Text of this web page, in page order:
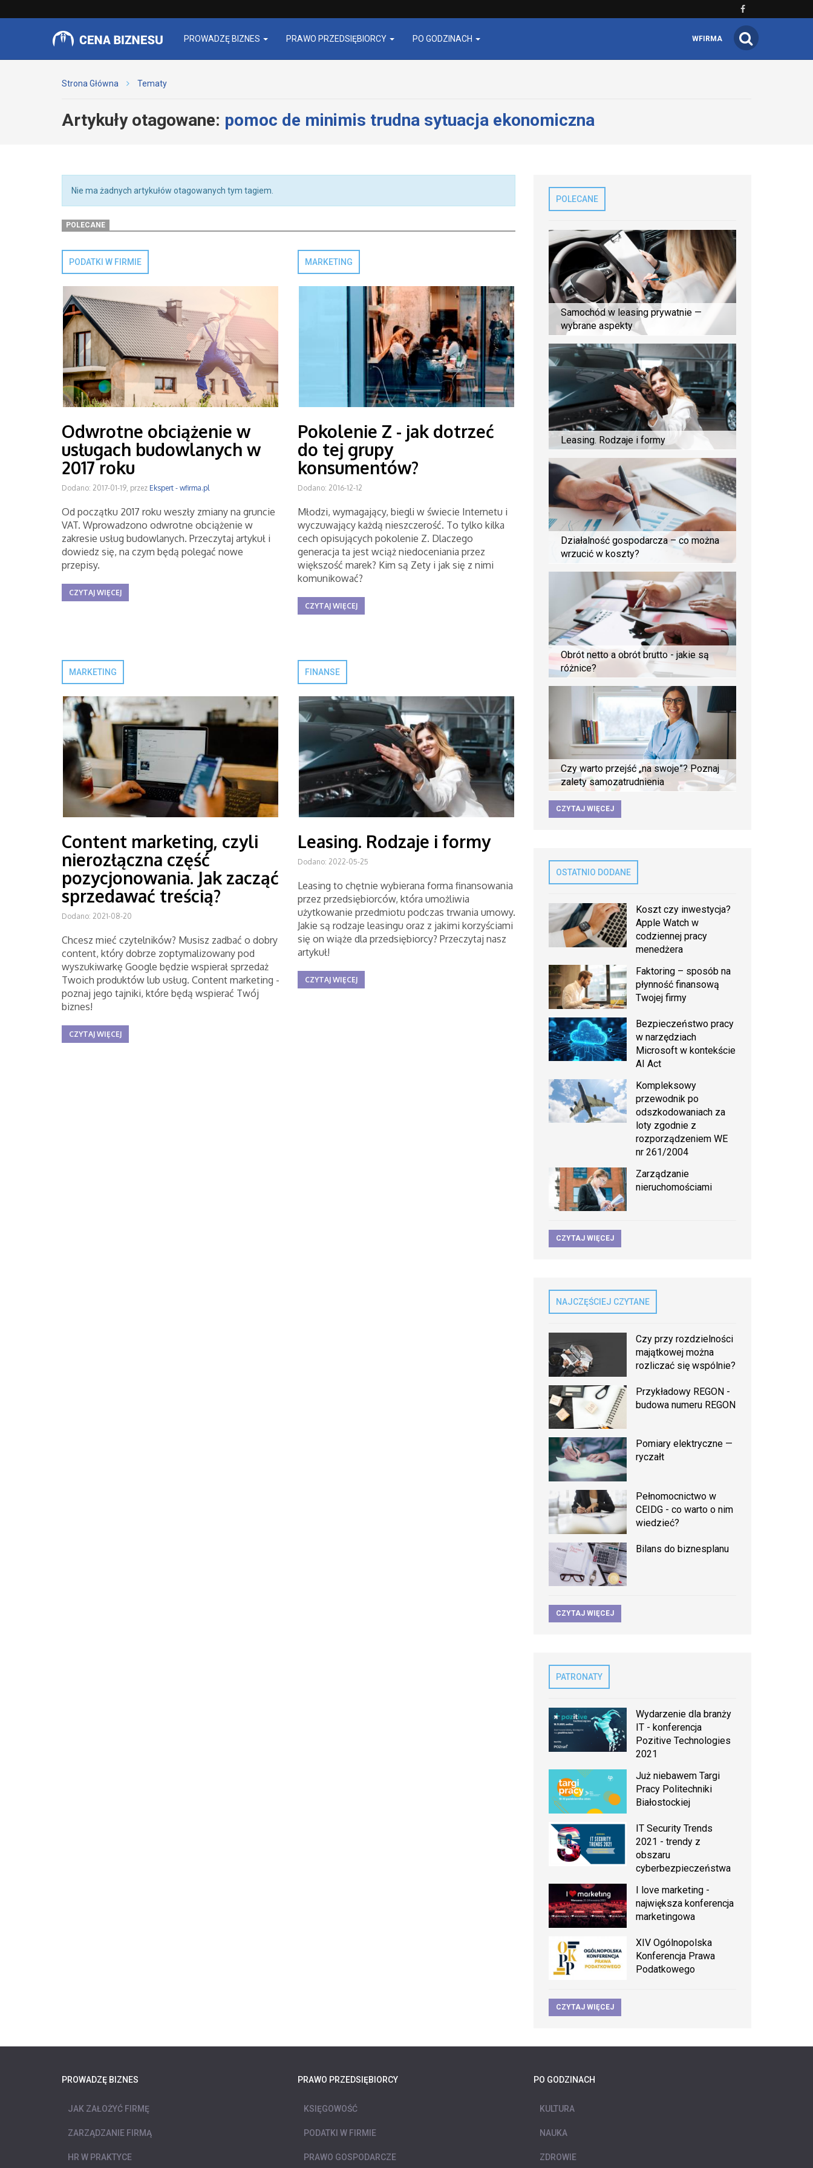
PROWADZĘ BIZNES PRAWO PRZEDSIĘBIORCY PO GODZINACH WFIRMA
Strona Główna Tematy
Artykuły otagowane: pomoc de minimis trudna sytuacja ekonomiczna
Nie ma żadnych artykułów otagowanych tym tagiem.
POLECANE
PODATKI W FIRMIE
Odwrotne obciążenie w
usługach budowlanych w
2017 roku
Dodano: 2017-01-19, przez Ekspert - wfirma.pl
Od początku 2017 roku weszły zmiany na gruncie
VAT. Wprowadzono odwrotne obciążenie w
zakresie usług budowlanych. Przeczytaj artykuł i
dowiedz się, na czym będą polegać nowe
przepisy.
CZYTAJ WIĘCEJ
MARKETING
Pokolenie Z - jak dotrzeć
do tej grupy
konsumentów?
Dodano: 2016-12-12
Młodzi, wymagający, biegli w świecie Internetu i
wyczuwający każdą nieszczerość. To tylko kilka
cech opisujących pokolenie Z. Dlaczego
generacja ta jest wciąż niedoceniania przez
większość marek? Kim są Zety i jak się z nimi
komunikować?
CZYTAJ WIĘCEJ
MARKETING
Content marketing, czyli
nierozłączna część
pozycjonowania. Jak zacząć
sprzedawać treścią?
Dodano: 2021-08-20
Chcesz mieć czytelników? Musisz zadbać o dobry
content, który dobrze zoptymalizowany pod
wyszukiwarkę Google będzie wspierał sprzedaż
Twoich produktów lub usług. Content marketing -
poznaj jego tajniki, które będą wspierać Twój
biznes!
CZYTAJ WIĘCEJ
FINANSE
Leasing. Rodzaje i formy
Dodano: 2022-05-25
Leasing to chętnie wybierana forma finansowania
przez przedsiębiorców, która umożliwia
użytkowanie przedmiotu podczas trwania umowy.
Jakie są rodzaje leasingu oraz z jakimi korzyściami
się on wiąże dla przedsiębiorcy? Przeczytaj nasz
artykuł!
CZYTAJ WIĘCEJ
POLECANE
Samochód w leasing prywatnie —
wybrane aspekty
Leasing. Rodzaje i formy
Działalność gospodarcza – co można
wrzucić w koszty?
Obrót netto a obrót brutto - jakie są
różnice?
Czy warto przejść „na swoje”? Poznaj
zalety samozatrudnienia
CZYTAJ WIĘCEJ
OSTATNIO DODANE
Koszt czy inwestycja?
Apple Watch w
codziennej pracy
menedżera
Faktoring – sposób na
płynność finansową
Twojej firmy
Bezpieczeństwo pracy
w narzędziach
Microsoft w kontekście
AI Act
Kompleksowy
przewodnik po
odszkodowaniach za
loty zgodnie z
rozporządzeniem WE
nr 261/2004
Zarządzanie
nieruchomościami
CZYTAJ WIĘCEJ
NAJCZĘŚCIEJ CZYTANE
Czy przy rozdzielności
majątkowej można
rozliczać się wspólnie?
Przykładowy REGON -
budowa numeru REGON
Pomiary elektryczne —
ryczałt
Pełnomocnictwo w
CEIDG - co warto o nim
wiedzieć?
Bilans do biznesplanu
CZYTAJ WIĘCEJ
PATRONATY
Wydarzenie dla branży
IT - konferencja
Pozitive Technologies
2021
Już niebawem Targi
Pracy Politechniki
Białostockiej
IT Security Trends
2021 - trendy z
obszaru
cyberbezpieczeństwa
I love marketing -
największa konferencja
marketingowa
XIV Ogólnopolska
Konferencja Prawa
Podatkowego
CZYTAJ WIĘCEJ
PROWADZĘ BIZNES
JAK ZAŁOŻYĆ FIRMĘ
ZARZĄDZANIE FIRMĄ
HR W PRAKTYCE
PRAWO PRZEDSIĘBIORCY
KSIĘGOWOŚĆ
PODATKI W FIRMIE
PRAWO GOSPODARCZE
PO GODZINACH
KULTURA
NAUKA
ZDROWIE